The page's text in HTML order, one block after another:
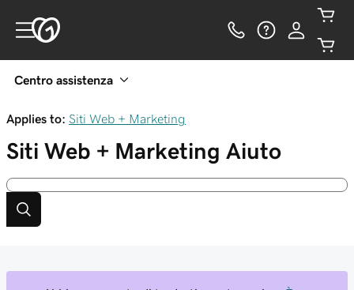
Centro assistenza
Applies to: Siti Web + Marketing
Siti Web + Marketing Aiuto